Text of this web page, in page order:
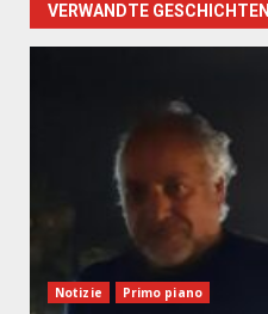
VERWANDTE GESCHICHTEN
Notizie Primo piano